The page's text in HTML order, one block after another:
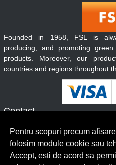
Contact
Servicii clienti
Founded in 1958, FSL is
producing, and promoting
products. Moreover, our
countries and regions throughout
Pentru scopuri precum
folosim module cookie sau
Accept, esti de acord sa